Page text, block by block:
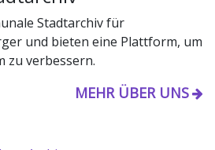
Stadtarchiv für
und bieten eine Plattform, um
zu verbessern.
MEHR ÜBER UNS